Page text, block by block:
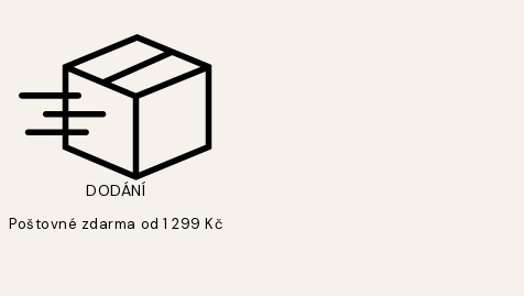
DODÁNÍ
Poštovné zdarma od 1 299 Kč